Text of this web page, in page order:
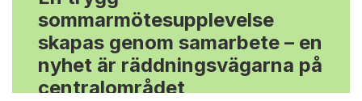
sommarmötesupplevelse
skapas genom samarbete – en
nyhet är räddningsvägarna på
centralområdet